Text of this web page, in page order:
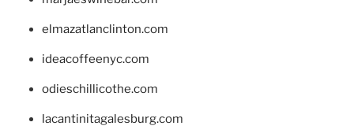
elmazatlanclinton.com
ideacoffeenyc.com
odieschillicothe.com
lacantinitagalesburg.com